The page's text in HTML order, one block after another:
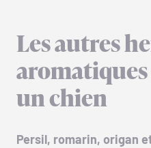
Les autres
aromatiques
un chien
Persil, romarin, origan